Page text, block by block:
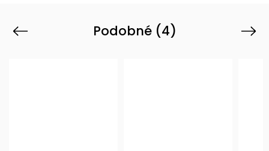
Podobné (4)
Previous Next